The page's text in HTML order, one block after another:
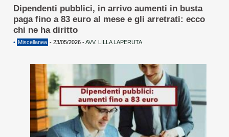
Dipendenti pubblici, in arrivo aumenti in busta
paga fino a 83 euro al mese e gli arretrati: ecco
chi ne ha diritto
• Miscellanea - 23/05/2026 -AVV. LILLA LAPERUTA